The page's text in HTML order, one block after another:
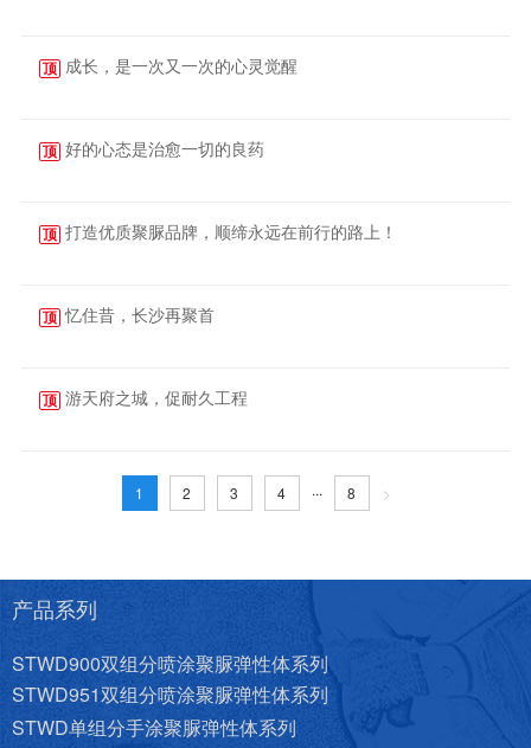
顶 成长，是一次又一次的心灵觉醒
顶 好的心态是治愈一切的良药
顶 打造优质聚脲品牌，顺缔永远在前行的路上！
顶 忆住昔，长沙再聚首
顶 游天府之城，促耐久工程
1 2 3 4 ... 8 >
产品系列
STWD900双组分喷涂聚脲弹性体系列
STWD951双组分喷涂聚脲弹性体系列
STWD单组分手涂聚脲弹性体系列